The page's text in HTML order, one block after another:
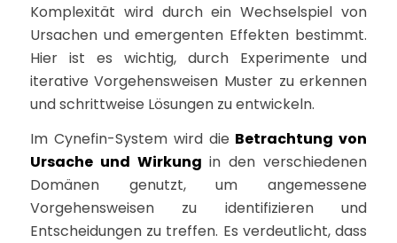
Komplexität wird durch ein Wechselspiel von
Ursachen und emergenten Effekten bestimmt.
Hier ist es wichtig, durch Experimente und
iterative Vorgehensweisen Muster zu erkennen
und schrittweise Lösungen zu entwickeln.
Im Cynefin-System wird die Betrachtung von
Ursache und Wirkung in den verschiedenen
Domänen genutzt, um angemessene
Vorgehensweisen zu identifizieren und
Entscheidungen zu treffen. Es verdeutlicht, dass